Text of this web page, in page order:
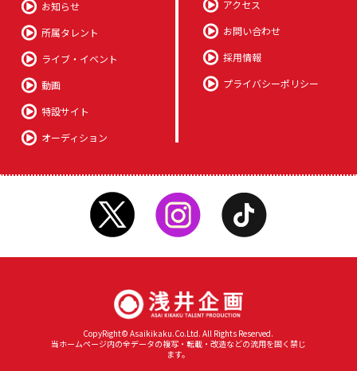
お知らせ
所属タレント
ライブ・イベント
動画
特設サイト
オーディション
アクセス
お問い合わせ
採用情報
プライバシーポリシー
CopyRight© Asaikikaku.Co.Ltd. All Rights Reserved.
当ホームページ内の全データの複写・転載・改造などの流用を固く禁じ
ます。